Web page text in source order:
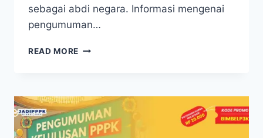
sebagai abdi negara. Informasi mengenai
pengumuman…
READ MORE